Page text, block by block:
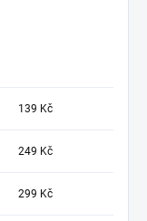
139 Kč
249 Kč
299 Kč